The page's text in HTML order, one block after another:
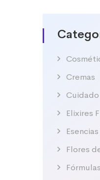
Cremas
Elixires
Flores